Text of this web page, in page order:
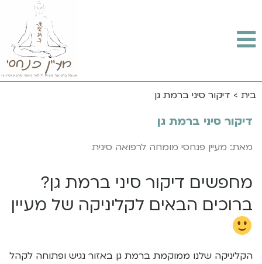
בית > דיקור סיני ברמת גן
דיקור סיני ברמת גן
מאת: מעיין פנחסי מומחה לרפואה סינית
מחפשים דיקור סיני ברמת גן?
ברוכים הבאים לקליניקה של מעיין
הקליניקה שלנו ממוקמת ברמת גן באזור נגיש ופתוחה לקהל